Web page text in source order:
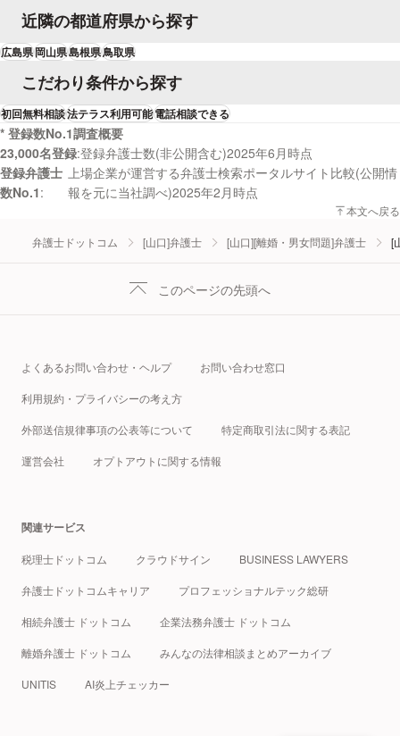
近隣の都道府県から探す
広島県岡山県島根県鳥取県
こだわり条件から探す
初回無料相談法テラス利用可能電話相談できる
* 登録数No.1調査概要
23,000名登録 登録弁護士数(非公開含む)2025年6月時点
登録弁護士
数No.1
上場企業が運営する弁護士検索ポータルサイト比較(公開情
報を元に当社調べ)2025年2月時点
本文へ戻る
弁護士ドットコム [山口]弁護士 [山口][離婚・男女問題]弁護士 [
このページの先頭へ
よくあるお問い合わせ・ヘルプ お問い合わせ窓口
利用規約・プライバシーの考え方
外部送信規律事項の公表等について 特定商取引法に関する表記
運営会社 オプトアウトに関する情報
関連サービス
税理士ドットコム クラウドサイン BUSINESS LAWYERS
弁護士ドットコムキャリア プロフェッショナルテック総研
相続弁護士 ドットコム 企業法務弁護士 ドットコム
離婚弁護士 ドットコム みんなの法律相談まとめアーカイブ
UNITIS AI炎上チェッカー